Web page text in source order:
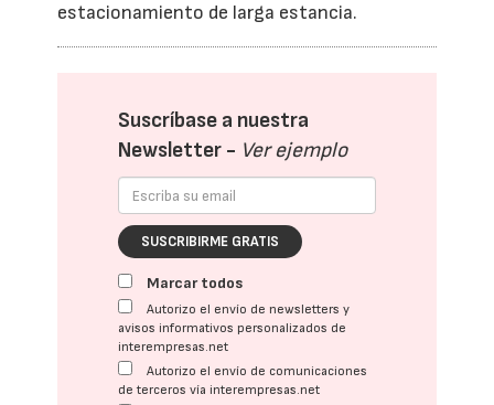
estacionamiento de larga estancia.
Suscríbase a nuestra
Newsletter - Ver ejemplo
SUSCRIBIRME GRATIS
Marcar todos
Autorizo el envío de newsletters y
avisos informativos personalizados de
interempresas.net
Autorizo el envío de comunicaciones
de terceros vía interempresas.net